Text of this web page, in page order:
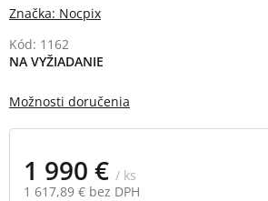
Kód: 1162
NA VYŽIADANIE
Možnosti doručenia
1 990 € / ks
1 617,89 € bez DPH
produktu
0,0
z
hviezdičiek.
Značka: Nocpix